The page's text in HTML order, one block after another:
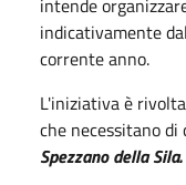
indicativamente
corrente anno.
L'iniziativa è
che necessitano
Spezzano della Sila.